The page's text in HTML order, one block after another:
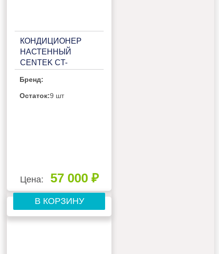
КОНДИЦИОНЕР
НАСТЕННЫЙ
CENTEK CT-
Бренд:
Остаток:9 шт
Цена: 57 000 ₽
В КОРЗИНУ